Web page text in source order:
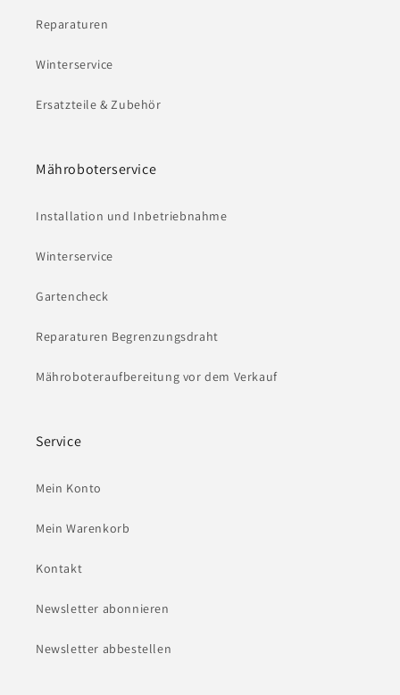
Reparaturen
Winterservice
Ersatzteile & Zubehör
Mähroboterservice
Installation und Inbetriebnahme
Winterservice
Gartencheck
Reparaturen Begrenzungsdraht
Mähroboteraufbereitung vor dem Verkauf
Service
Mein Konto
Mein Warenkorb
Kontakt
Newsletter abonnieren
Newsletter abbestellen